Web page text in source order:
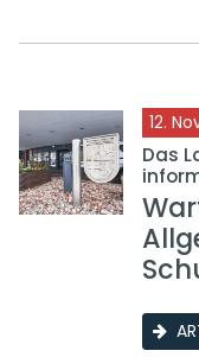
12.
Das